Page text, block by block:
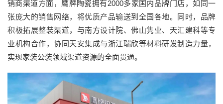
销商渠道方面，鹰牌陶瓷拥有2000多家国内品牌门店，如同一
张庞大的销售网络，将优质产品输送到全国各地。同时，品牌
积极拓展整装渠道，与南方设计院、佛山隽业、天汇建科等专
业机构合作，协同天安集成与浙江瑞欣等材料研发制造力量，
实现家装公装领域渠道资源的全面贯通。